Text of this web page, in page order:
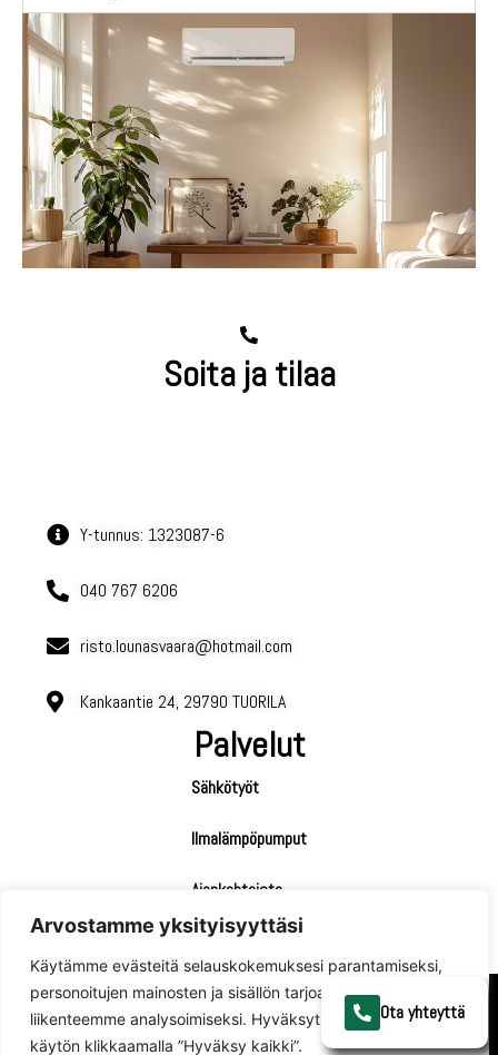
Arvostamme yksityisyyttäsi
Käytämme evästeitä selauskokemuksesi parantamiseksi,
personoitujen mainosten ja sisällön tarjoamiseksi ja
liikenteemme analysoimiseksi. Hyväksyt evästeidemme
käytön klikkaamalla ”Hyväksy kaikki”.
Ota yhteyttä
Soita ja tilaa
Y-tunnus: 1323087-6
040 767 6206
risto.lounasvaara@hotmail.com
Kankaantie 24, 29790 TUORILA
Palvelut
Sähkötyöt
Ilmalämpöpumput
Ajankohtaista
Ilmalämpöpumppu Merikarvia Ilmalämpöpumppu Pori